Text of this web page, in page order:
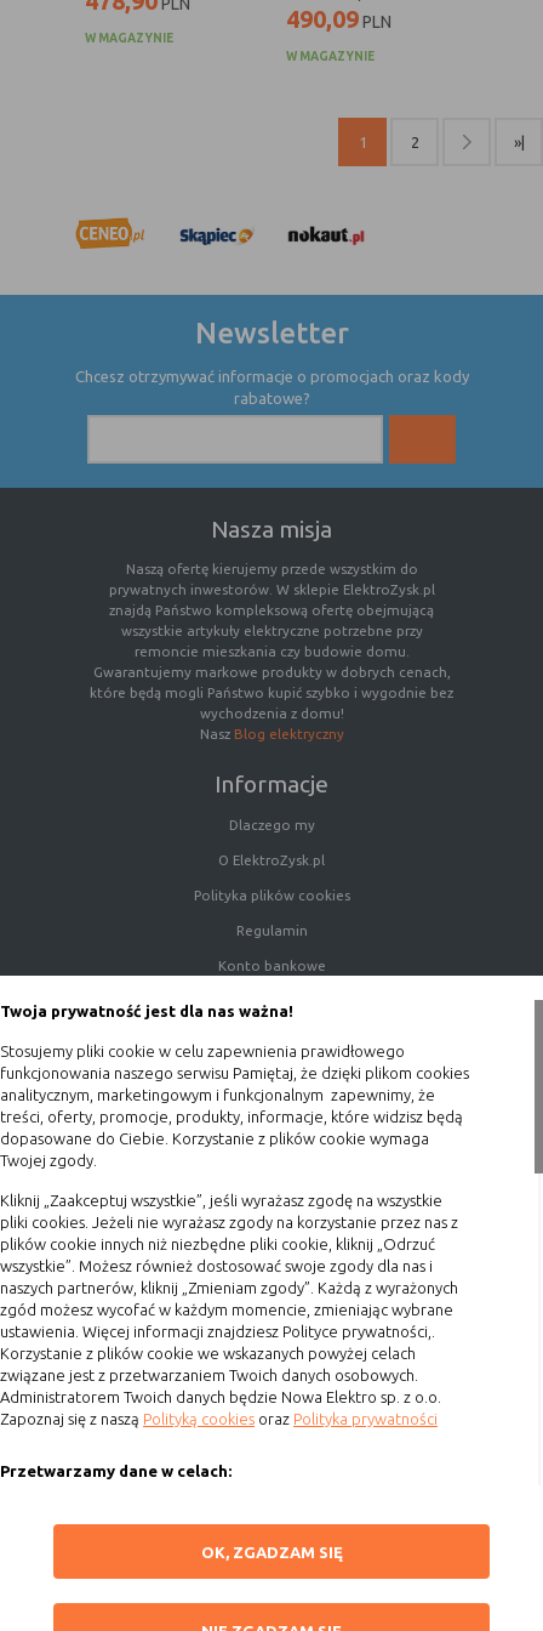
Twoja prywatność jest dla nas ważna!
Stosujemy pliki cookie w celu zapewnienia prawidłowego
funkcjonowania naszego serwisu Pamiętaj, że dzięki plikom cookies
analitycznym, marketingowym i funkcjonalnym zapewnimy, że
treści, oferty, promocje, produkty, informacje, które widzisz będą
dopasowane do Ciebie. Korzystanie z plików cookie wymaga
Twojej zgody.
Kliknij „Zaakceptuj wszystkie”, jeśli wyrażasz zgodę na wszystkie
pliki cookies. Jeżeli nie wyrażasz zgody na korzystanie przez nas z
plików cookie innych niż niezbędne pliki cookie, kliknij „Odrzuć
wszystkie”. Możesz również dostosować swoje zgody dla nas i
naszych partnerów, kliknij „Zmieniam zgody”. Każdą z wyrażonych
zgód możesz wycofać w każdym momencie, zmieniając wybrane
ustawienia. Więcej informacji znajdziesz Polityce prywatności,.
Korzystanie z plików cookie we wskazanych powyżej celach
związane jest z przetwarzaniem Twoich danych osobowych.
Administratorem Twoich danych będzie Nowa Elektro sp. z o.o.
Zapoznaj się z naszą Polityką cookies oraz Polityka prywatności
Przetwarzamy dane w celach:
treści i reklam oraz ich pomiaru, tworzenia statystyk, poprawy
OK, ZGADZAM SIĘ
NIE ZGADZAM SIĘ
internetowej.
W MAGAZYNIE
490,09PLN
W MAGAZYNIE
1 2 »|
Newsletter
Chcesz otrzymywać informacje o promocjach oraz kody
rabatowe?
Nasza misja
Naszą ofertę kierujemy przede wszystkim do
prywatnych inwestorów. W sklepie ElektroZysk.pl
znajdą Państwo kompleksową ofertę obejmującą
wszystkie artykuły elektryczne potrzebne przy
remoncie mieszkania czy budowie domu.
Gwarantujemy markowe produkty w dobrych cenach,
które będą mogli Państwo kupić szybko i wygodnie bez
wychodzenia z domu!
Nasz Blog elektryczny
Informacje
Dlaczego my
O ElektroZysk.pl
Polityka plików cookies
Regulamin
Konto bankowe
Blog
Zakupy
Terminy realizacji
Koszty przesyłki
Dostawa
Reklamacje
Zwrot towaru
Kontakt
Szybki kontakt
Godziny otwarcia: Pon.-Pt. 8-16
sklep@elektrozysk.pl
Dołącz do nas